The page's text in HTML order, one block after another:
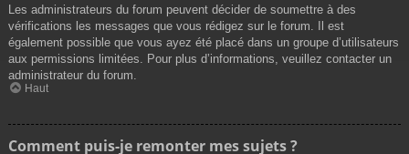
Les administrateurs du forum peuvent décider de soumettre à des
vérifications les messages que vous rédigez sur le forum. Il est
également possible que vous ayez été placé dans un groupe d’utilisateurs
aux permissions limitées. Pour plus d’informations, veuillez contacter un
administrateur du forum.
Haut
Comment puis-je remonter mes sujets ?